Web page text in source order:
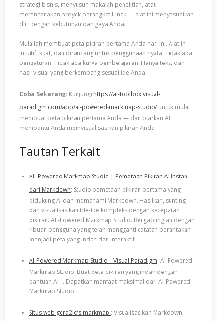
strategi bisnis, menyusun makalah penelitian, atau
merencanakan proyek perangkat lunak — alat ini menyesuaikan
diri dengan kebutuhan dan gaya Anda.
Mulailah membuat peta pikiran pertama Anda hari ini. Alat ini
intuitif, kuat, dan dirancang untuk penggunaan nyata. Tidak ada
pengaturan. Tidak ada kurva pembelajaran. Hanya teks, dan
hasil visual yang berkembang sesuai ide Anda.
Coba Sekarang: Kunjungi https://ai-toolbox.visual-
paradigm.com/app/ai-powered-markmap-studio/ untuk mulai
membuat peta pikiran pertama Anda — dan biarkan AI
membantu Anda memvisualisasikan pikiran Anda.
Tautan Terkait
AI -Powered Markmap Studio | Pemetaan Pikiran AI Instan
dari Markdown: Studio pemetaan pikiran pertama yang
didukung AI dan memahami Markdown. Hasilkan, sunting,
dan visualisasikan ide-ide kompleks dengan kecepatan
pikiran. AI -Powered Markmap Studio. Bergabunglah dengan
ribuan pengguna yang telah mengganti catatan berantakan
menjadi peta yang indah dan interaktif.
AI-Powered Markmap Studio – Visual Paradigm: AI-Powered
Markmap Studio. Buat peta pikiran yang indah dengan
bantuan AI … Dapatkan manfaat maksimal dari AI-Powered
Markmap Studio.
Situs web gera2ld’s markmap.: Visualisasikan Markdown